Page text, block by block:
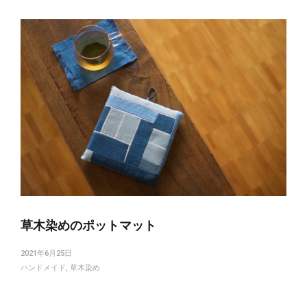
草木染めのポットマット
2021年6月25日
ハンドメイド, 草木染め